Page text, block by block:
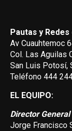
Pautas y Redes
Av Cuauhtemoc
Col. Las Aguilas
San Luis Potosí,
Teléfono 444
EL EQUIPO:
Director General
Jorge Francisco